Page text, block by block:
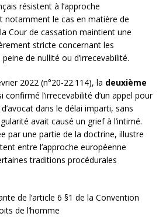
résistent à l’approche
notamment le cas en matière de
Cour de cassation maintient une
stricte concernant les
de nullité ou d’irrecevabilité.
2022 (n°20-22.114), la deuxième
confirmé l’irrecevabilité d’un appel pour
dans le délai imparti, sans
avait causé un grief à l’intimé.
par une partie de la doctrine, illustre
entre l’approche européenne
traditions procédurales
de l’article 6 §1 de la Convention
de l’homme